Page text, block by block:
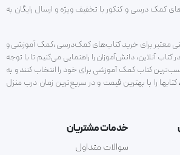
درسی و کنکور با تخفیف ویژه و ارسال رایگان به
معتبر برای خرید کتاب‌های کمک‌درسی ،کمک آموزشی و
کتاب آنلاین، دانش‌آموزان را راهنمایی می‌کنیم تا با توجه
کتاب کمک آموزشی برای خود را انتخاب کنند و به
را با بهترین قیمت و در سریع‌ترین زمان درب منزل
خدمات مشتریان
سوالات متداول